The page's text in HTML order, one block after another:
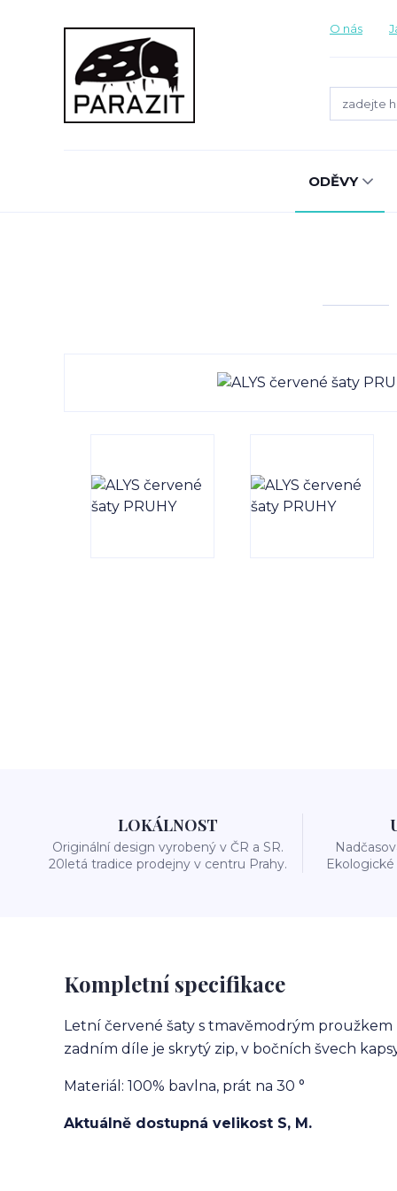
O nás
ODĚVY
LOKÁLNOST
Originální design vyrobený v ČR a SR.
20letá tradice prodejny v centru Prahy.
Kompletní specifikace
Letní červené šaty s tmavěmodrým proužkem
zadním díle je skrytý zip, v bočních švech
Materiál: 100% bavlna, prát na 30 °
Aktuálně dostupná velikost S, M.